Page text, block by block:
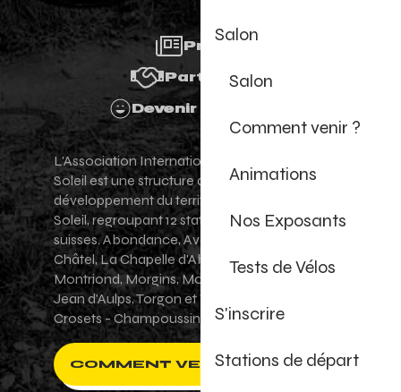
Salon
Salon
Comment venir ?
Animations
Nos Exposants
Tests de Vélos
S'inscrire
Stations de départ
Presse
Partenaires
Devenir Bénévole
L'Association Internationale des Portes du
Soleil est une structure de promotion et de
développement du territoire des Portes du
Soleil, regroupant 12 stations villages franco-
suisses. Abondance, Avoriaz 1800, Champéry,
Châtel, La Chapelle d'Abondance, Les Gets,
Montriond, Morgins, Morzine-Avoriaz, Saint-
Jean d'Aulps, Torgon et Val-d'Illiez - Les
Crosets - Champoussin.
COMMENT VENIR ?